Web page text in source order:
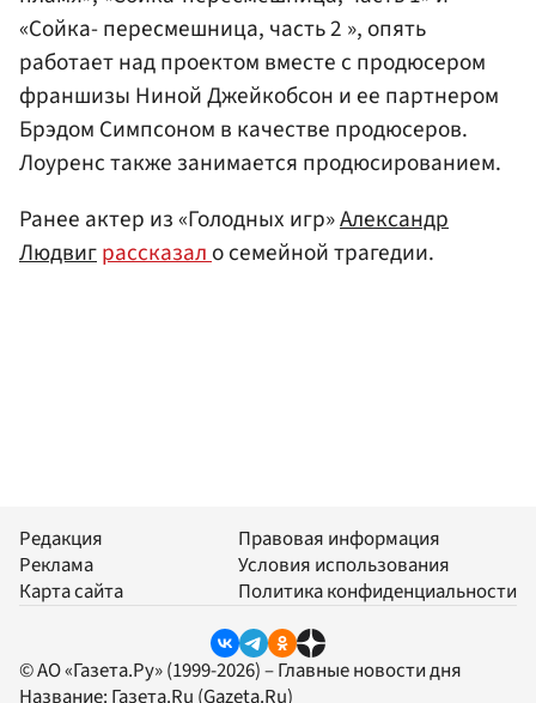
«Сойка- пересмешница, часть 2 », опять
работает над проектом вместе с продюсером
франшизы Ниной Джейкобсон и ее партнером
Брэдом Симпсоном в качестве продюсеров.
Лоуренс также занимается продюсированием.
Ранее актер из «Голодных игр»Александр
Людвиграссказало семейной трагедии.
Редакция
Реклама
Карта сайта
Правовая информация
Условия использования
Политика конфиденциальности
© АО «Газета.Ру» (1999-2026) – Главные новости дня